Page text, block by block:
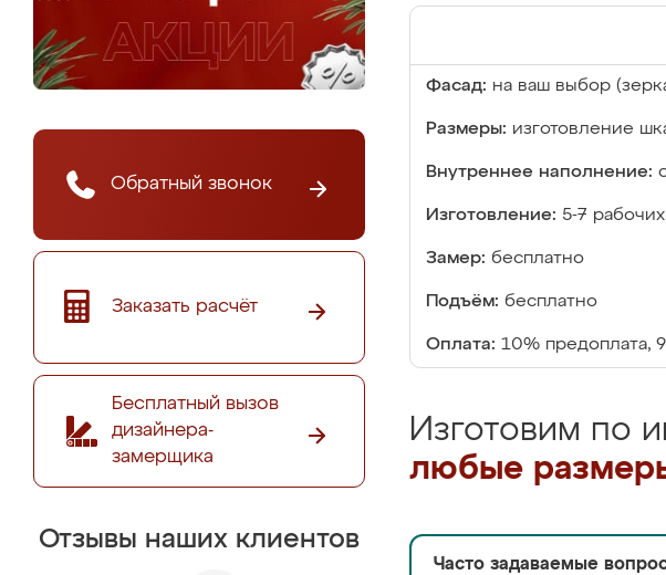
Обратный звонок
Заказать расчёт
Бесплатный вызов
дизайнера-
замерщика
Отзывы наших клиентов
Фасад: на ваш выбор
Размеры: изготовление
Внутреннее наполнение:
Изготовление: 5-7
Замер: бесплатно
Подъём: бесплатно
Оплата: 10% предоплата,
Изготовим по
любые
Часто задаваемые